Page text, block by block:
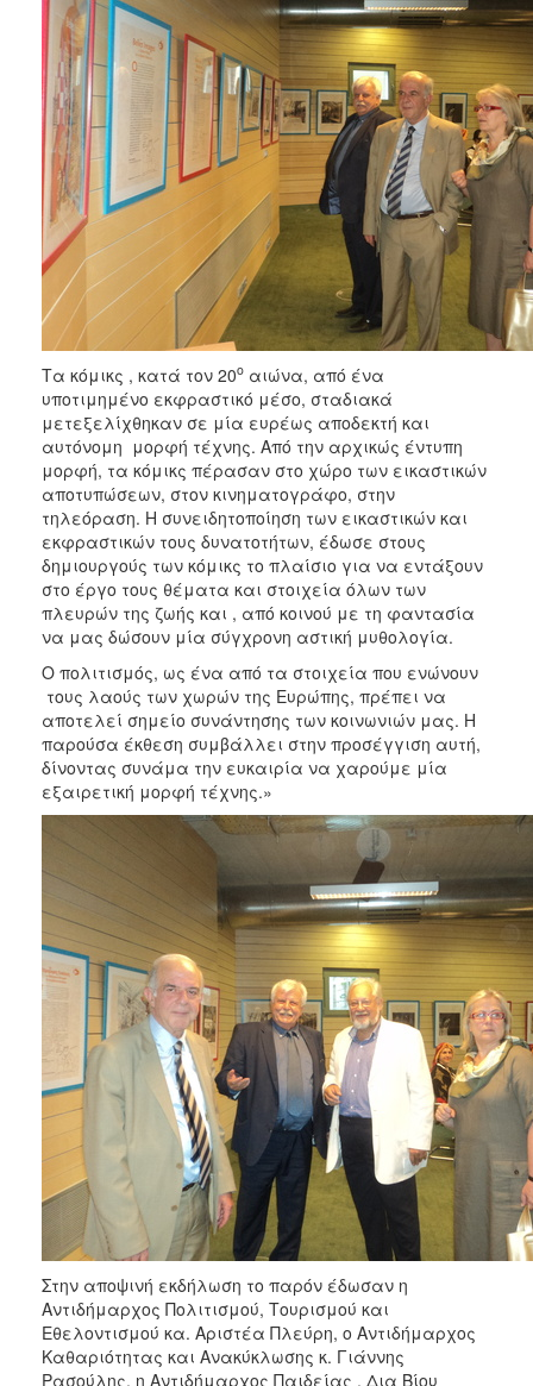
Τα κόμικς , κατά τον 20ο αιώνα, από ένα
υποτιμημένο εκφραστικό μέσο, σταδιακά
μετεξελίχθηκαν σε μία ευρέως αποδεκτή και
αυτόνομη μορφή τέχνης. Από την αρχικώς έντυπη
μορφή, τα κόμικς πέρασαν στο χώρο των εικαστικών
αποτυπώσεων, στον κινηματογράφο, στην
τηλεόραση. Η συνειδητοποίηση των εικαστικών και
εκφραστικών τους δυνατοτήτων, έδωσε στους
δημιουργούς των κόμικς το πλαίσιο για να εντάξουν
στο έργο τους θέματα και στοιχεία όλων των
πλευρών της ζωής και , από κοινού με τη φαντασία
να μας δώσουν μία σύγχρονη αστική μυθολογία.
Ο πολιτισμός, ως ένα από τα στοιχεία που ενώνουν
τους λαούς των χωρών της Ευρώπης, πρέπει να
αποτελεί σημείο συνάντησης των κοινωνιών μας. Η
παρούσα έκθεση συμβάλλει στην προσέγγιση αυτή,
δίνοντας συνάμα την ευκαιρία να χαρούμε μία
εξαιρετική μορφή τέχνης.»
Στην αποψινή εκδήλωση το παρόν έδωσαν η
Αντιδήμαρχος Πολιτισμού, Τουρισμού και
Εθελοντισμού κα. Αριστέα Πλεύρη, ο Αντιδήμαρχος
Καθαριότητας και Ανακύκλωσης κ. Γιάννης
Ρασούλης, η Αντιδήμαρχος Παιδείας , Δια Βίου